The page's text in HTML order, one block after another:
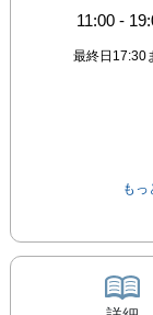
11:00 -
最終日17:30
もっ